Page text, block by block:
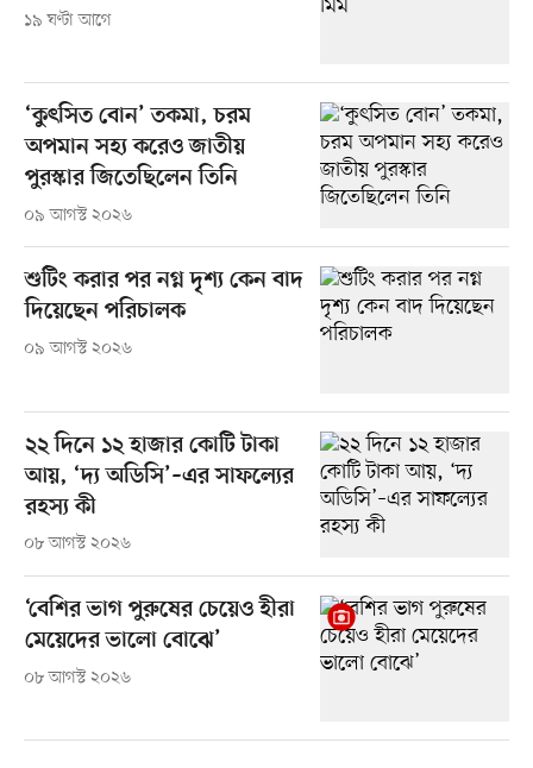
১৯ ঘণ্টা আগে
‘কুৎসিত বোন’ তকমা, চরম
অপমান সহ্য করেও জাতীয়
পুরস্কার জিতেছিলেন তিনি
০৯ আগস্ট ২০২৬
শুটিং করার পর নগ্ন দৃশ্য কেন বাদ
দিয়েছেন পরিচালক
০৯ আগস্ট ২০২৬
২২ দিনে ১২ হাজার কোটি টাকা
আয়, ‘দ্য অডিসি’–এর সাফল্যের
রহস্য কী
০৮ আগস্ট ২০২৬
‘বেশির ভাগ পুরুষের চেয়েও হীরা
মেয়েদের ভালো বোঝে’
০৮ আগস্ট ২০২৬